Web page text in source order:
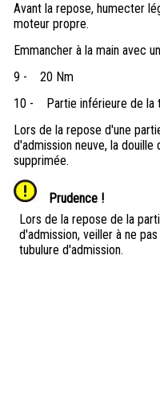
Avant la repose, humecter
moteur propre.
Emmancher à la main avec
9 -
20 Nm
10 -
Partie inférieure de la
Lors de la repose d'une
d'admission neuve, la
supprimée.
Prudence !
Lors de la repose de la
d'admission, veiller à ne
tubulure d'admission.